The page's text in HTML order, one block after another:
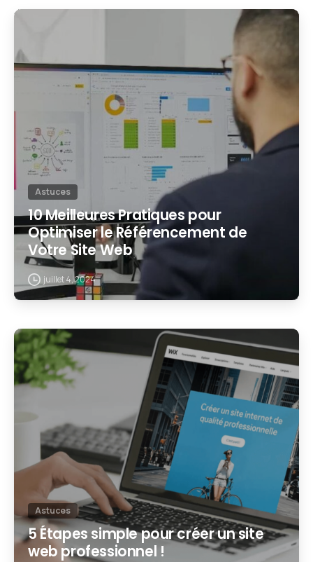
Astuces
10 Meilleures Pratiques pour
Optimiser le Référencement de
Votre Site Web
juillet 4, 2024
2
Astuces
5 Étapes simple pour créer un site
web professionnel !